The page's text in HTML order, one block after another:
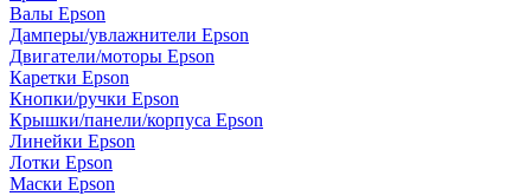
Валы Epson
Дамперы/увлажнители Epson
Двигатели/моторы Epson
Каретки Epson
Кнопки/ручки Epson
Крышки/панели/корпуса Epson
Линейки Epson
Лотки Epson
Маски Epson